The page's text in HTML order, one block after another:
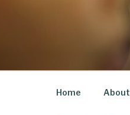
Home About